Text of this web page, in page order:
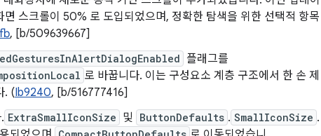
스크롤이 50% 로 도입되었으며, 정확한 탐색을 위한 선택적 항목
, [b/509639667]
플래그를
로 바꿉니다. 이는 구성요소 계층 구조에서 한 손 제
. (Ib9240, [b/516777416]
ExtraSmallIconSize 및 ButtonDefaults . SmallIconSize .